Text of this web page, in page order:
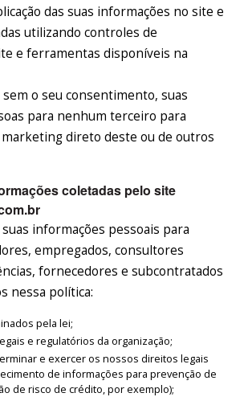
das suas informações no site e
utilizando controles de
e ferramentas disponíveis na
o seu consentimento, suas
para nenhum terceiro para
marketing direto deste ou de outros
coletadas pelo site
informações pessoais para
empregados, consultores
fornecedores e subcontratados
nessa política:
pela lei;
e regulatórios da organização;
e exercer os nossos direitos legais
de informações para prevenção de
de risco de crédito, por exemplo);